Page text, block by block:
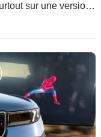
sur une version